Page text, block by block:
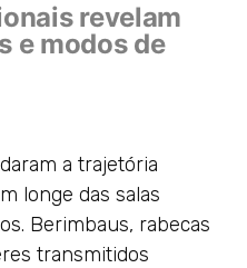
revelam
e modos de
a trajetória
longe das salas
Berimbaus, rabecas
transmitidos